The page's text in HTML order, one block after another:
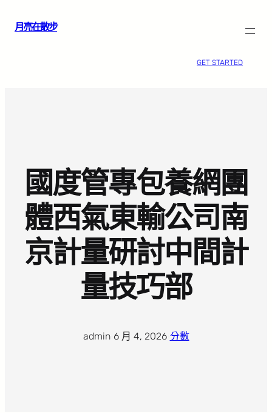
月亮在散步
GET STARTED
國度管專包養網團
體西氣東輸公司南
京計量研討中間計
量技巧部
admin· 6 月 4, 2026· 分數